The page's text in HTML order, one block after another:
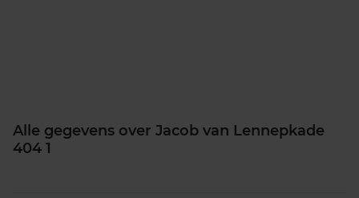
Alle gegevens over Jacob van Lennepkade
404 1